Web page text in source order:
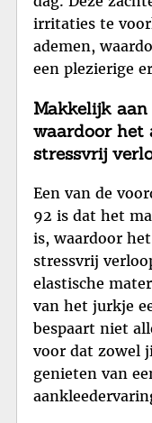
irritaties te
ademen,
een plezierige
Makkelijk
waardoor het
stressvrij
Een van de
92 is dat het
is, waardoor
stressvrij
elastische
van het jurkje
bespaart niet
voor dat zowel
genieten van